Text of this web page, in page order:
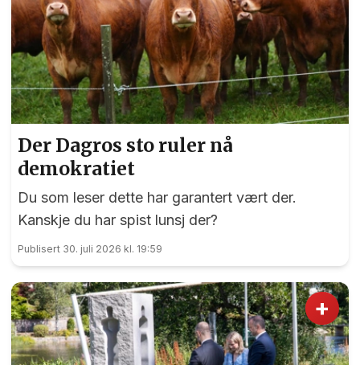
Der Dagros sto ruler nå
demokratiet
Du som leser dette har garantert vært der.
Kanskje du har spist lunsj der?
Publisert 30. juli 2026 kl. 19:59
+